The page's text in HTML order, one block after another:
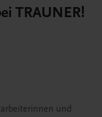
TRAUNER!
und